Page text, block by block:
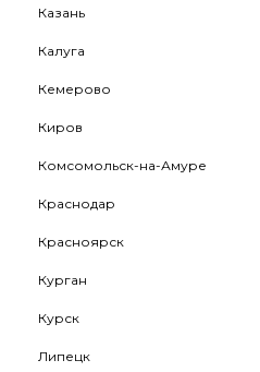
Казань
Калуга
Кемерово
Киров
Комсомольск-на-Амуре
Краснодар
Красноярск
Курган
Курск
Липецк